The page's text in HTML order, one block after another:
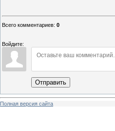
Всего комментариев: 0
Войдите:
Отправить
Полная версия сайта